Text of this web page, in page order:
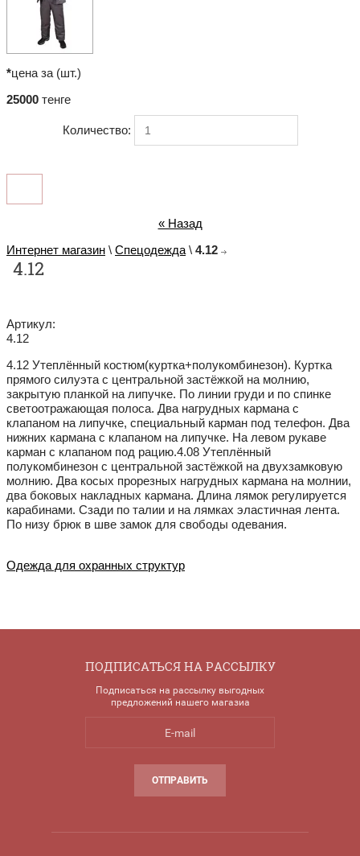
*цена за (шт.)
25000 тенге
Количество:
« Назад
Интернет магазин \ Спецодежда \ 4.12
4.12
Артикул:
4.12
4.12 Утеплённый костюм(куртка+полукомбинезон). Куртка
прямого силуэта с центральной застёжкой на молнию,
закрытую планкой на липучке. По линии груди и по спинке
светоотражающая полоса. Два нагрудных кармана с
клапаном на липучке, специальный карман под телефон. Два
нижних кармана с клапаном на липучке. На левом рукаве
карман с клапаном под рацию.4.08 Утеплённый
полукомбинезон с центральной застёжкой на двухзамковую
молнию. Два косых прорезных нагрудных кармана на молнии,
два боковых накладных кармана. Длина лямок регулируется
карабинами. Сзади по талии и на лямках эластичная лента.
По низу брюк в шве замок для свободы одевания.
Одежда для охранных структур
ПОДПИСАТЬСЯ НА РАССЫЛКУ
Подписаться на рассылку выгодных
предложений нашего магазиа
ОТПРАВИТЬ